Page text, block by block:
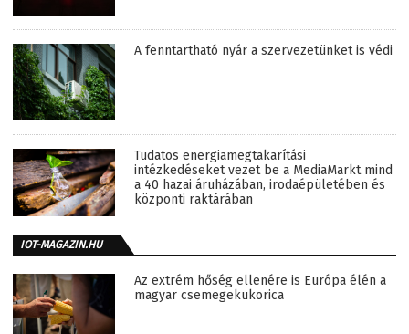
A fenntartható nyár a szervezetünket is védi
Tudatos energiamegtakarítási
intézkedéseket vezet be a MediaMarkt mind
a 40 hazai áruházában, irodaépületében és
központi raktárában
IOT-MAGAZIN.HU
Az extrém hőség ellenére is Európa élén a
magyar csemegekukorica